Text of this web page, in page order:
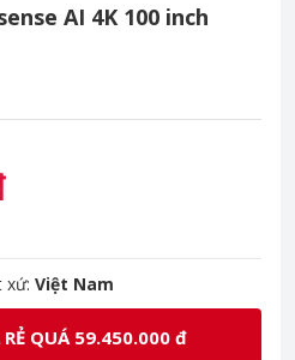
AI 4K 100 inch
xứ: Việt Nam
QUÁ 59.450.000 đ